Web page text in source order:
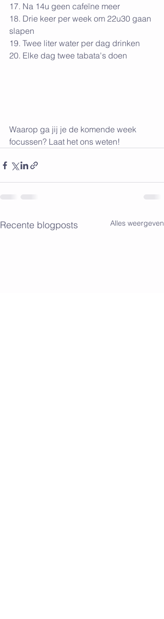
17. Na 14u geen cafeïne meer
18. Drie keer per week om 22u30 gaan
slapen
19. Twee liter water per dag drinken
20. Elke dag twee tabata's doen
Waarop ga jij je de komende week
focussen? Laat het ons weten!
Recente blogposts Alles weergeven